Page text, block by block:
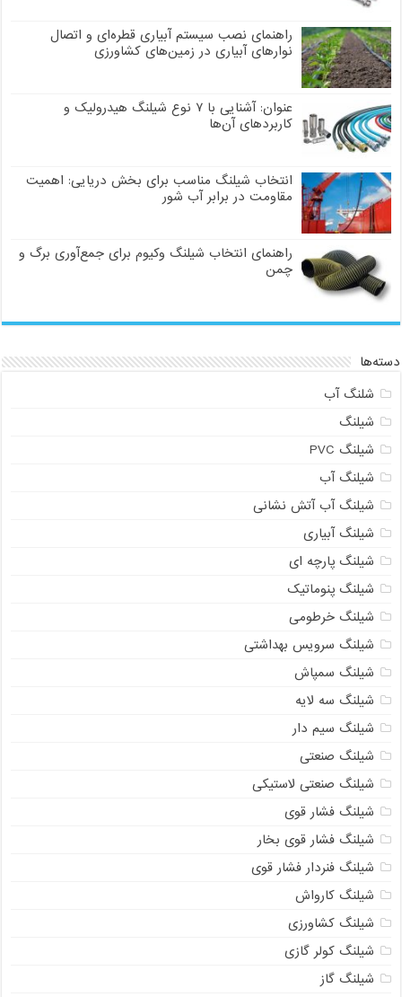
راهنمای نصب سیستم آبیاری قطره‌ای و اتصال
نوارهای آبیاری در زمین‌های کشاورزی
عنوان: آشنایی با ۷ نوع شیلنگ هیدرولیک و
کاربردهای آن‌ها
انتخاب شیلنگ مناسب برای بخش دریایی: اهمیت
مقاومت در برابر آب شور
راهنمای انتخاب شیلنگ وکیوم برای جمع‌آوری برگ و
چمن
دسته‌ها
شلنگ آب
شیلنگ
شیلنگ PVC
شیلنگ آب
شیلنگ آب آتش نشانی
شیلنگ آبیاری
شیلنگ پارچه ای
شیلنگ پنوماتیک
شیلنگ خرطومی
شیلنگ سرویس بهداشتی
شیلنگ سمپاش
شیلنگ سه لایه
شیلنگ سیم دار
شیلنگ صنعتی
شیلنگ صنعتی لاستیکی
شیلنگ فشار قوی
شیلنگ فشار قوی بخار
شیلنگ فنردار فشار قوی
شیلنگ کارواش
شیلنگ کشاورزی
شیلنگ کولر گازی
شیلنگ گاز